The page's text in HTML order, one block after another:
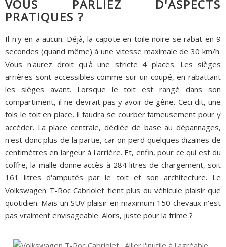
VOUS PARLIEZ D'ASPECTS
PRATIQUES ?
Il n'y en a aucun. Déjà, la capote en toile noire se rabat en 9
secondes (quand même) à une vitesse maximale de 30 km/h.
Vous n'aurez droit qu'à une stricte 4 places. Les sièges
arrières sont accessibles comme sur un coupé, en rabattant
les sièges avant. Lorsque le toit est rangé dans son
compartiment, il ne devrait pas y avoir de gêne. Ceci dit, une
fois le toit en place, il faudra se courber fameusement pour y
accéder. La place centrale, dédiée de base au dépannages,
n'est donc plus de la partie, car on perd quelques dizaines de
centimètres en largeur à l'arrière. Et, enfin, pour ce qui est du
coffre, la malle donne accès à 284 litres de chargement, soit
161 litres d'amputés par le toit et son architecture. Le
Volkswagen T-Roc Cabriolet tient plus du véhicule plaisir que
quotidien. Mais un SUV plaisir en maximum 150 chevaux n'est
pas vraiment envisageable. Alors, juste pour la frime ?